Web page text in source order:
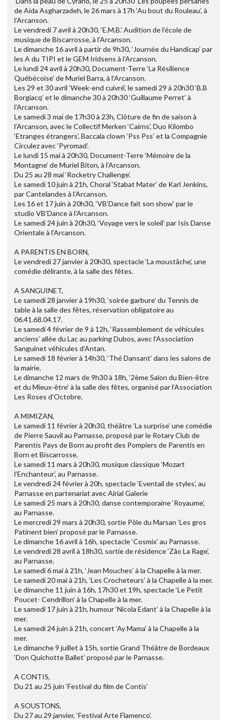
de Aïda Asgharzadeh, le 26 mars à 17h ‘Au bout du Rouleau’, à
l’Arcanson.
Le vendredi 7 avril à 20h30, ‘E.M.B.’ Audition de l’école de
musique de Biscarrosse, à l’Arcanson.
Le dimanche 16 avril à partir de 9h30, ‘Journée du Handicap’ par
les A du TIPI et le GEM Iridsens à l’Arcanson.
Le lundi 24 avril à 20h30, Document-Terre ‘La Résilience
Québécoise’ de Muriel Barra, à l’Arcanson.
Les 29 et 30 avril ‘Week-end cuivré’, le samedi 29 à 20h30 ‘B.B
Borgiacq’ et le dimanche 30 à 20h30 ‘Guillaume Perret’ à
l’Arcanson.
Le samedi 3 mai de 17h30 à 23h, Clôture de fin de saison à
l’Arcanson, avec le Collectif Merken ‘Cairns’, Duo Kilombo
‘Etranges étrangers’, Baccala clown ‘Pss Pss’ et la Compagnie
Circulez avec ‘Pyromad’.
Le lundi 15 mai à 20h30, Document-Terre ‘Mémoire de la
Montagne’ de Muriel Biton, à l’Arcanson.
Du 25 au 28 mai ‘Rocketry Challenge’.
Le samedi 10 juin à 21h, Choral ‘Stabat Mater’ de Karl Jenkins,
par Cantelandes à l’Arcanson.
Les 16 et 17 juin à 20h30, ‘VB’Dance fait son show’ par le
studio VB’Dance à l’Arcanson.
Le samedi 24 juin à 20h30, ‘Voyage vers le soleil’ par Isis Danse
Orientale à l’Arcanson.
A PARENTIS EN BORN,
Le vendredi 27 janvier à 20h30, spectacle ‘La moustâche’, une
comédie délirante, à la salle des fêtes.
A SANGUINET,
Le samedi 28 janvier à 19h30, ‘soirée garbure’ du Tennis de
table à la salle des fêtes, réservation obligatoire au
06.41.68.04.17.
Le samedi 4 février de 9 à 12h, ‘Rassemblement de véhicules
anciens’ allée du Lac au parking Dubos, avec l’Association
Sanguinet véhicules d’Antan.
Le samedi 18 février à 14h30, ‘Thé Dansant’ dans les salons de
la mairie.
Le dimanche 12 mars de 9h30 à 18h, ‘2ème Salon du Bien-être
et du Mieux-être’ à la salle des fêtes, organisé par l’Association
Les Roses d’Octobre.
A MIMIZAN,
Le samedi 11 février à 20h30, théâtre ‘La surprise’ une comédie
de Pierre Sauvil au Parnasse, proposé par le Rotary Club de
Parentis Pays de Born au profit des Pompiers de Parentis en
Born et Biscarrosse.
Le samedi 11 mars à 20h30, musique classique ‘Mozart
l’Enchanteur’, au Parnasse.
Le vendredi 24 février à 20h, spectacle ‘Eventail de styles’, au
Parnasse en partenariat avec Airial Galerie
Le samedi 25 mars à 20h30, danse contemporaine ‘Royaume’,
au Parnasse.
Le mercredi 29 mars à 20h30, sortie Pôle du Marsan ‘Les gros
Patinent bien’ proposé par le Parnasse.
Le dimanche 16 avril à 16h, spectacle ‘Cosmix’ au Parnasse.
Le vendredi 28 avril à 18h30, sortie de résidence ‘Zâo La Rage’,
au Parnasse.
Le samedi 6 mai à 21h, ‘Jean Mouches’ à la Chapelle à la mer.
Le samedi 20 mai à 21h, ‘Les Crocheteurs’ à la Chapelle à la mer.
Le dimanche 11 juin à 16h, 17h30 et 19h, spectacle ‘Le Petit
Poucet- Cendrillon’ à la Chapelle à la mer.
Le samedi 17 juin à 21h, humour ‘Nicola Edant’ à la Chapelle à la
mer.
Le samedi 24 juin à 21h, concert ‘Ay Mama’ à la Chapelle à la
mer.
Le dimanche 9 juillet à 15h, sortie Grand Théâtre de Bordeaux
‘Don Quichotte Ballet’ proposé par le Parnasse.
A CONTIS,
Du 21 au 25 juin ‘Festival du film de Contis’
A SOUSTONS,
Du 27 au 29 janvier, ‘Festival Arte Flamenco’.